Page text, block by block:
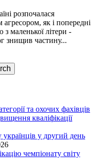
розпочалася
як і попередні
з маленької літери -
знищив частину...
та охочих фахівців
кваліфікації
у другий день
чемпіонату світу